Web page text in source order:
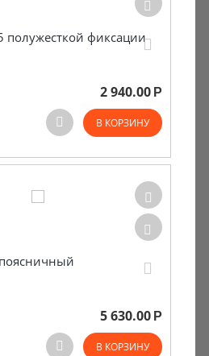
полужесткой фиксации
2 940.00 Р
В КОРЗИНУ
5 630.00 Р
В КОРЗИНУ